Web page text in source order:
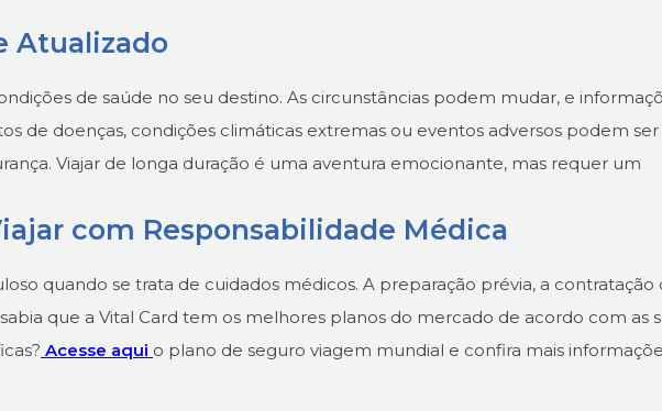
Atualizado
de saúde no seu destino. As circunstâncias podem mudar, e
de doenças, condições climáticas extremas ou eventos adversos podem ser
com Responsabilidade Médica
Viajar de longa duração é uma aventura emocionante, mas requer um
quando se trata de cuidados médicos. A preparação prévia, a contratação
que a Vital Card tem os melhores planos do mercado de acordo com as
Acesse aqui o plano de seguro viagem mundial e confira mais